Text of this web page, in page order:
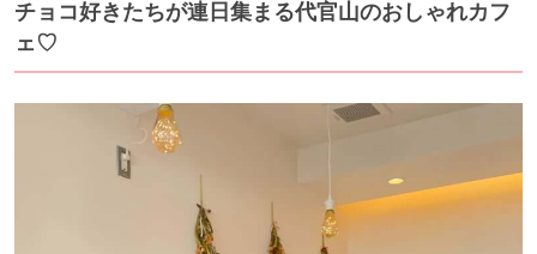
チョコ好きたちが連日集まる代官山のおしゃれカフ
ェ♡